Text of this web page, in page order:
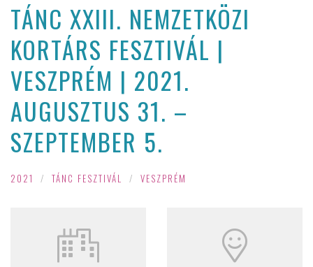
TÁNC XXIII. NEMZETKÖZI
KORTÁRS FESZTIVÁL |
VESZPRÉM | 2021.
AUGUSZTUS 31. –
SZEPTEMBER 5.
2021 / TÁNC FESZTIVÁL / VESZPRÉM